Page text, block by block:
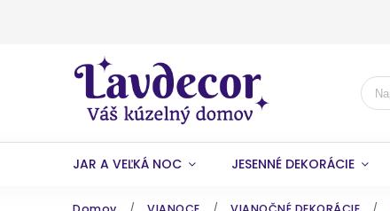
JAR A VEĽKÁ NOC JESENNÉ DEKORÁCIE